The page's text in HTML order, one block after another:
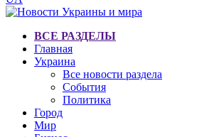
ВСЕ РАЗДЕЛЫ
Главная
Украина
Все новости раздела
События
Политика
Город
Мир